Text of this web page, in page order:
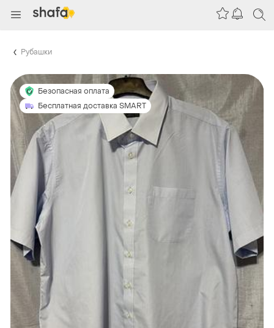
Рубашки
Безопасная оплата
Бесплатная доставка SMART